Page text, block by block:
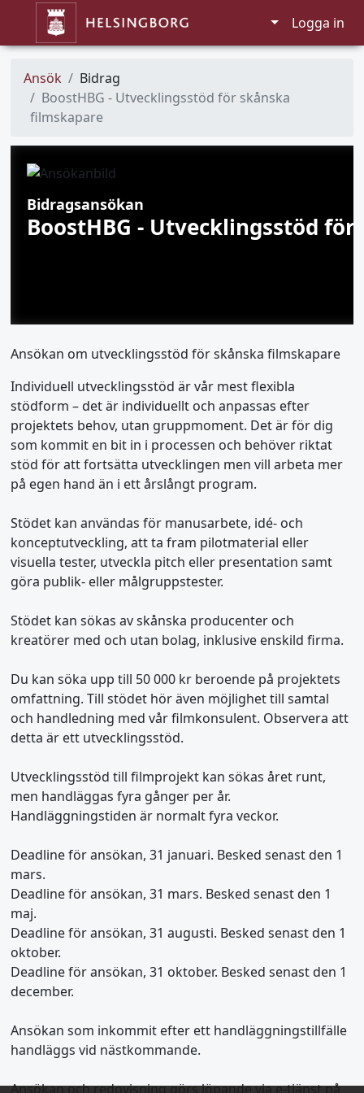
Logga in
Ansök
Bidrag
BoostHBG - Utvecklingsstöd för skånska
filmskapare
Bidragsansökan
BoostHBG - Utvecklingsstöd
Ansökan om utvecklingsstöd för skånska filmskapare
Individuell utvecklingsstöd är vår mest flexibla
stödform – det är individuellt och anpassas efter
projektets behov, utan gruppmoment. Det är för dig
som kommit en bit in i processen och behöver riktat
stöd för att fortsätta utvecklingen men vill arbeta mer
på egen hand än i ett årslångt program.
Stödet kan användas för manusarbete, idé- och
konceptutveckling, att ta fram pilotmaterial eller
visuella tester, utveckla pitch eller presentation samt
göra publik- eller målgruppstester.
Stödet kan sökas av skånska producenter och
kreatörer med och utan bolag, inklusive enskild firma.
Du kan söka upp till 50 000 kr beroende på projektets
omfattning. Till stödet hör även möjlighet till samtal
och handledning med vår filmkonsulent. Observera att
detta är ett utvecklingsstöd.
Utvecklingsstöd till filmprojekt kan sökas året runt,
men handläggas fyra gånger per år.
Handläggningstiden är normalt fyra veckor.
Deadline för ansökan, 31 januari. Besked senast den 1
mars.
Deadline för ansökan, 31 mars. Besked senast den 1
maj.
Deadline för ansökan, 31 augusti. Besked senast den 1
oktober.
Deadline för ansökan, 31 oktober. Besked senast den 1
december.
Ansökan som inkommit efter ett handläggningstillfälle
handläggs vid nästkommande.
Ansökan och redovisning görs löpande via e-tjänst på